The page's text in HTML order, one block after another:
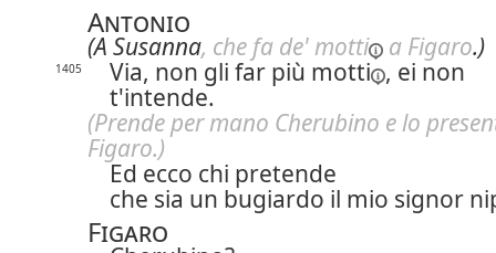
Antonio
(A Susanna, che fa de'motti a Figaro.)
1405 Via, non gli far più motti , ei non
t'intende.
(Prende per mano Cherubino e lo
Figaro.)
Ed ecco chi pretende
che sia un bugiardo il mio signor
Figaro